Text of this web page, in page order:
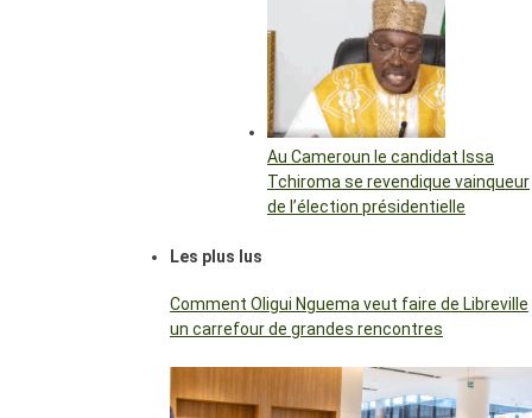
Au Cameroun le candidat Issa
Tchiroma se revendique vainqueur
de l’élection présidentielle
Les plus lus
Comment Oligui Nguema veut faire de Libreville
un carrefour de grandes rencontres